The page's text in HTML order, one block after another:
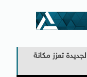
تعزز مكانة